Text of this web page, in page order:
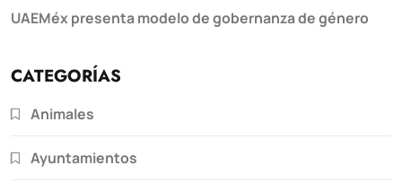
UAEMéx presenta modelo de gobernanza de género
CATEGORÍAS
Animales
Ayuntamientos